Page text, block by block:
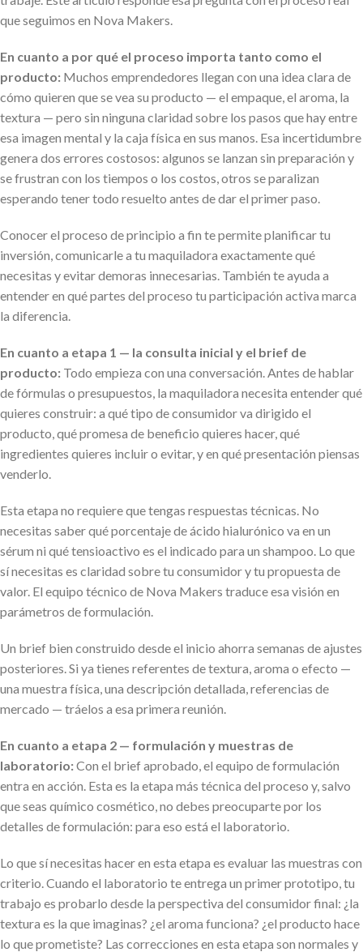
que seguimos en Nova Makers.
En cuanto a por qué el proceso importa tanto como el
producto: Muchos emprendedores llegan con una idea clara de
cómo quieren que se vea su producto — el empaque, el aroma, la
textura — pero sin ninguna claridad sobre los pasos que hay entre
esa imagen mental y la caja física en sus manos. Esa incertidumbre
genera dos errores costosos: algunos se lanzan sin preparación y
se frustran con los tiempos o los costos, otros se paralizan
esperando tener todo resuelto antes de dar el primer paso.
Conocer el proceso de principio a fin te permite planificar tu
inversión, comunicarle a tu maquiladora exactamente qué
necesitas y evitar demoras innecesarias. También te ayuda a
entender en qué partes del proceso tu participación activa marca
la diferencia.
En cuanto a etapa 1 — la consulta inicial y el brief de
producto: Todo empieza con una conversación. Antes de hablar
de fórmulas o presupuestos, la maquiladora necesita entender qué
quieres construir: a qué tipo de consumidor va dirigido el
producto, qué promesa de beneficio quieres hacer, qué
ingredientes quieres incluir o evitar, y en qué presentación piensas
venderlo.
Esta etapa no requiere que tengas respuestas técnicas. No
necesitas saber qué porcentaje de ácido hialurónico va en un
sérum ni qué tensioactivo es el indicado para un shampoo. Lo que
sí necesitas es claridad sobre tu consumidor y tu propuesta de
valor. El equipo técnico de Nova Makers traduce esa visión en
parámetros de formulación.
Un brief bien construido desde el inicio ahorra semanas de ajustes
posteriores. Si ya tienes referentes de textura, aroma o efecto —
una muestra física, una descripción detallada, referencias de
mercado — tráelos a esa primera reunión.
En cuanto a etapa 2 — formulación y muestras de
laboratorio:Con el brief aprobado, el equipo de formulación
entra en acción. Esta es la etapa más técnica del proceso y, salvo
que seas químico cosmético, no debes preocuparte por los
detalles de formulación: para eso está el laboratorio.
Lo que sí necesitas hacer en esta etapa es evaluar las muestras con
criterio. Cuando el laboratorio te entrega un primer prototipo, tu
trabajo es probarlo desde la perspectiva del consumidor final: ¿la
textura es la que imaginas? ¿el aroma funciona? ¿el producto hace
lo que prometiste? Las correcciones en esta etapa son normales y